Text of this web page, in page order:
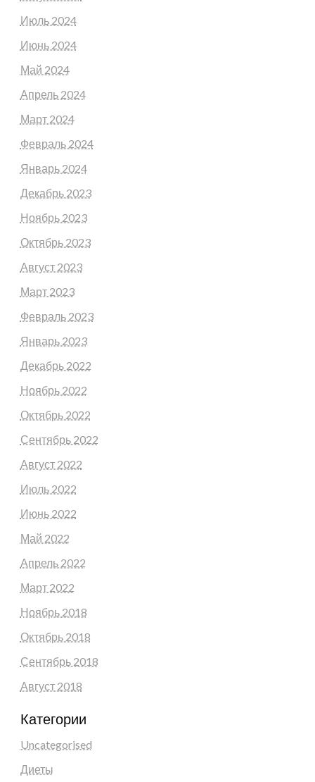
Июль 2024
Июнь 2024
Май 2024
Апрель 2024
Март 2024
Февраль 2024
Январь 2024
Декабрь 2023
Ноябрь 2023
Октябрь 2023
Август 2023
Март 2023
Февраль 2023
Январь 2023
Декабрь 2022
Ноябрь 2022
Октябрь 2022
Сентябрь 2022
Август 2022
Июль 2022
Июнь 2022
Май 2022
Апрель 2022
Март 2022
Ноябрь 2018
Октябрь 2018
Сентябрь 2018
Август 2018
Категории
Uncategorised
Диеты